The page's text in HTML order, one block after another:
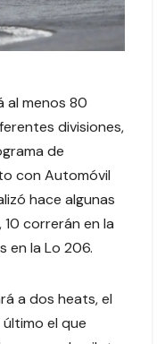
al menos 80
divisiones,
de
con Automóvil
hace algunas
10 correrán en la
en la Lo 206.
a dos heats, el
último el que